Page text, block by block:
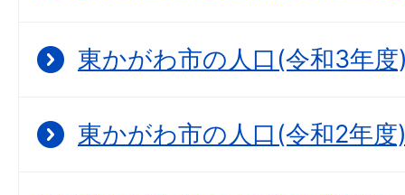
東かがわ市の人口(令和3年度
東かがわ市の人口(令和2年度